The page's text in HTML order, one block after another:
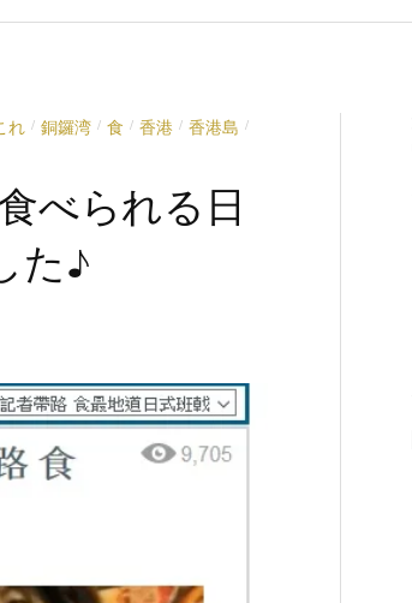
れ / 銅鑼湾 / 食 / 香港 / 香港島 /
べられる日
た♪